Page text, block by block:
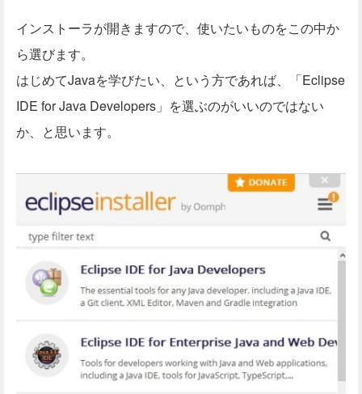
インストーラが開きますので、使いたいものをこの中か
ら選びます。
はじめてJavaを学びたい、という方であれば、「Eclipse
IDE for Java Developers」を選ぶのがいいのではない
か、と思います。